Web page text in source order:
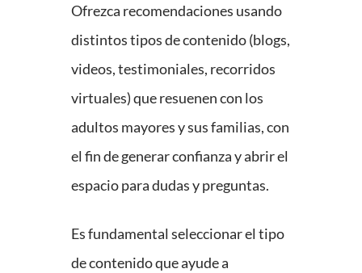
Ofrezca recomendaciones usando
distintos tipos de contenido (blogs,
videos, testimoniales, recorridos
virtuales) que resuenen con los
adultos mayores y sus familias, con
el fin de generar confianza y abrir el
espacio para dudas y preguntas.
Es fundamental seleccionar el tipo
de contenido que ayude a